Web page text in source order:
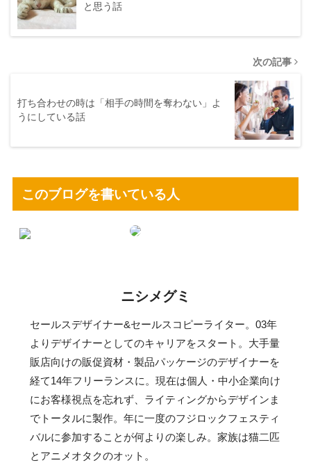
と思う話
次の記事
打ち合わせの時は「相手の時間を奪わない」よ
うにしている話
このブログを書いている人
ニシメグミ
セールスデザイナー&セールスコピーライター。03年
よりデザイナーとしてのキャリアをスタート。大手量
販店向けの販促資材・製品パッケージのデザイナーを
経て14年フリーランスに。現在は個人・中小企業向け
にお客様視点を忘れず、ライティングからデザインま
でトータルに製作。年に一度のフジロックフェスティ
バルに参加することが何よりの楽しみ。家族は猫二匹
とアニメオタクのオット。